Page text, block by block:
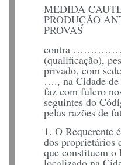
MEDIDA
PRODUÇÃO
PROVAS
contra
(qualificação),
privado, com
…., na Cidade
faz com fulcro
seguintes do
pelas razões de
1. O Requerente
dos proprietários
que constituem